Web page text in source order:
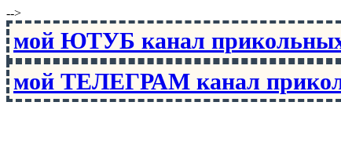
-->
мой ЮТУБ канал
мой ТЕЛЕГРАМ канал